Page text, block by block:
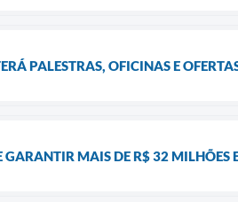
PALESTRAS, OFICINAS E
MAIS DE R$ 32 MILHÕES